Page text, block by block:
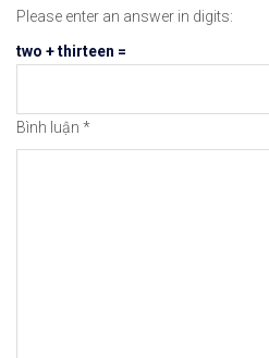
Please enter an answer in digits:
two + thirteen =
Bình luận *